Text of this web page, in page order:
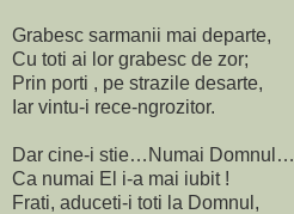
Grabesc sarmanii mai departe,
Cu toti ai lor grabesc de zor;
Prin porti , pe strazile desarte,
Iar vintu-i rece-ngrozitor.
Dar cine-i stie…Numai Domnul…
Ca numai El i-a mai iubit !
Frati, aduceti-i toti la Domnul,